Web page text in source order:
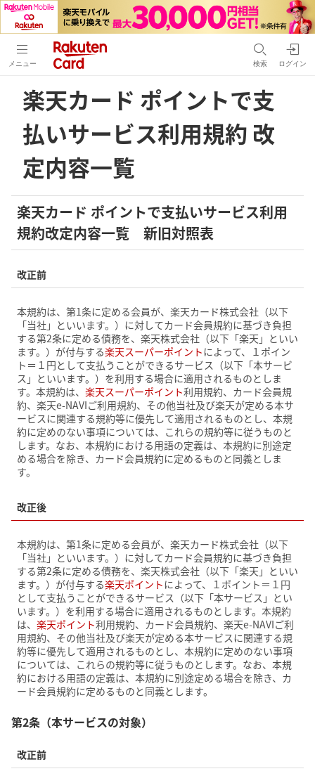
メニュー 検索 ログイン
楽天カード ポイントで支
払いサービス利用規約 改
定内容一覧
楽天カード ポイントで支払いサービス利用
規約改定内容一覧 新旧対照表
改正前
本規約は、第1条に定める会員が、楽天カード株式会社（以下
「当社」といいます。）に対してカード会員規約に基づき負担
する第2条に定める債務を、楽天株式会社（以下「楽天」といい
ます。）が付与する楽天スーパーポイントによって、１ポイン
ト＝１円として支払うことができるサービス（以下「本サービ
ス」といいます。）を利用する場合に適用されるものとしま
す。本規約は、 楽天スーパーポイント利用規約、カード会員規
約、楽天e-NAVIご利用規約、その他当社及び楽天が定める本サ
ービスに関連する規約等に優先して適用されるものとし、本規
約に定めのない事項については、これらの規約等に従うものと
します。なお、本規約における用語の定義は、本規約に別途定
める場合を除き、カード会員規約に定めるものと同義としま
す。
改正後
本規約は、第1条に定める会員が、楽天カード株式会社（以下
「当社」といいます。）に対してカード会員規約に基づき負担
する第2条に定める債務を、楽天株式会社（以下「楽天」といい
ます。）が付与する楽天ポイントによって、１ポイント＝１円
として支払うことができるサービス（以下「本サービス」とい
います。）を利用する場合に適用されるものとします。本規約
は、 楽天ポイント利用規約、カード会員規約、楽天e-NAVIご利
用規約、その他当社及び楽天が定める本サービスに関連する規
約等に優先して適用されるものとし、本規約に定めのない事項
については、これらの規約等に従うものとします。なお、本規
約における用語の定義は、本規約に別途定める場合を除き、カ
ード会員規約に定めるものと同義とします。
第2条（本サービスの対象）
改正前